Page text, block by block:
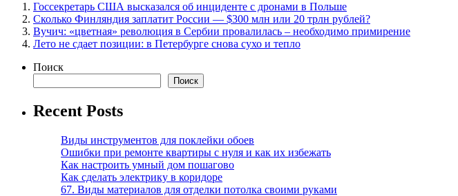
Госсекретарь США высказался об инциденте с дронами в Польше
Сколько Финляндия заплатит России — $300 млн или 20 трлн рублей?
Вучич: «цветная» революция в Сербии провалилась – необходимо примирение
Лето не сдает позиции: в Петербурге снова сухо и тепло
Поиск
Поиск
Recent Posts
Виды инструментов для поклейки обоев
Ошибки при ремонте квартиры с нуля и как их избежать
Как настроить умный дом пошагово
Как сделать электрику в коридоре
67. Виды материалов для отделки потолка своими руками